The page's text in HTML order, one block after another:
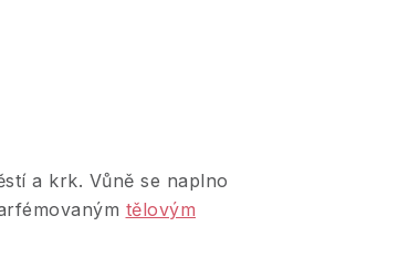
a krk. Vůně se naplno
tělovým